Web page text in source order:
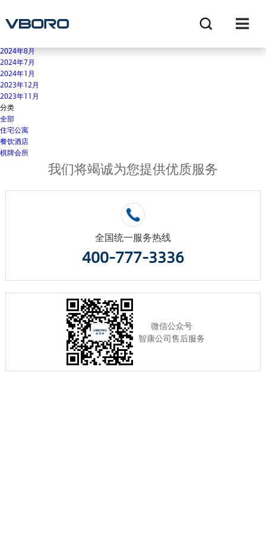
归档
2025年12月
2024年8月
2024年7月
2024年1月
2023年12月
2023年11月
分类
全部
住宅公寓
餐饮酒店
棋牌会所
我们将竭诚为您提供优质服务
全国统一服务热线
400-777-3336
微信公众号
智康公司售后服务